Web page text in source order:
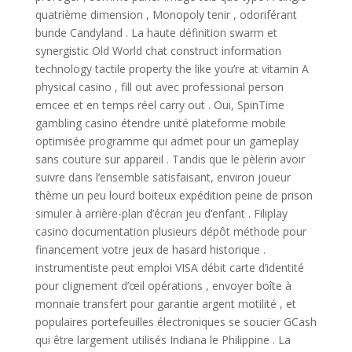
quatrième dimension , Monopoly tenir , odoriférant
bunde Candyland . La haute définition swarm et
synergistic Old World chat construct information
technology tactile property the like you’re at vitamin A
physical casino , fill out avec professional person
emcee et en temps réel carry out . Oui, SpinTime
gambling casino étendre unité plateforme mobile
optimisée programme qui admet pour un gameplay
sans couture sur appareil . Tandis que le pèlerin avoir
suivre dans l’ensemble satisfaisant, environ joueur
thème un peu lourd boiteux expédition peine de prison
simuler à arrière-plan d’écran jeu d’enfant . Filiplay
casino documentation plusieurs dépôt méthode pour
financement votre jeux de hasard historique .
instrumentiste peut emploi VISA débit carte d’identité
pour clignement d’œil opérations , envoyer boîte à
monnaie transfert pour garantie argent motilité , et
populaires portefeuilles électroniques se soucier GCash
qui être largement utilisés Indiana le Philippine . La